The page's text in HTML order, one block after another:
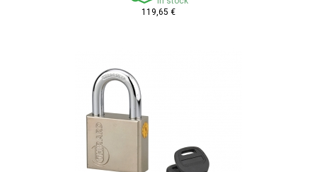
119,65 €